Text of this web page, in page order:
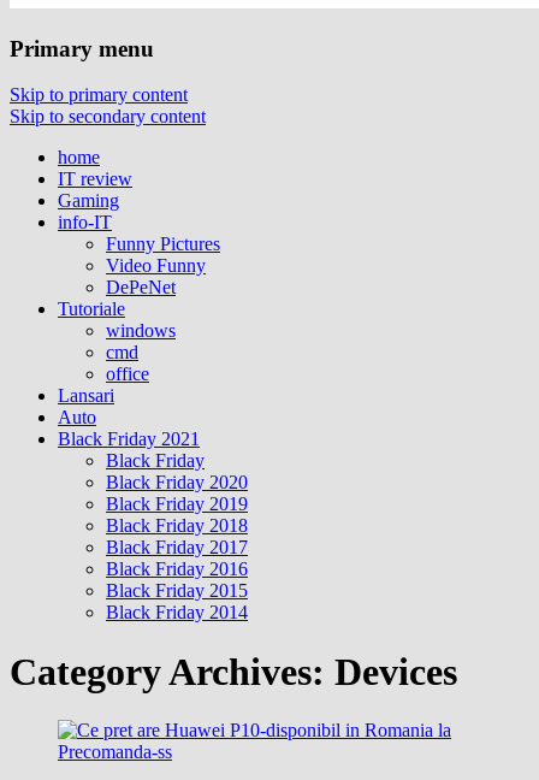
Primary menu
Skip to primary content
Skip to secondary content
home
IT review
Gaming
info-IT
Funny Pictures
Video Funny
DePeNet
Tutoriale
windows
cmd
office
Lansari
Auto
Black Friday 2021
Black Friday
Black Friday 2020
Black Friday 2019
Black Friday 2018
Black Friday 2017
Black Friday 2016
Black Friday 2015
Black Friday 2014
Category Archives: Devices